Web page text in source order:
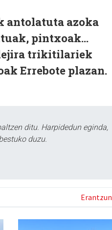
antolatuta azoka
pintxoak...
trikitilariek
Errebote plazan.
ditu. Harpidedun eginda,
duzu.
Erantzun